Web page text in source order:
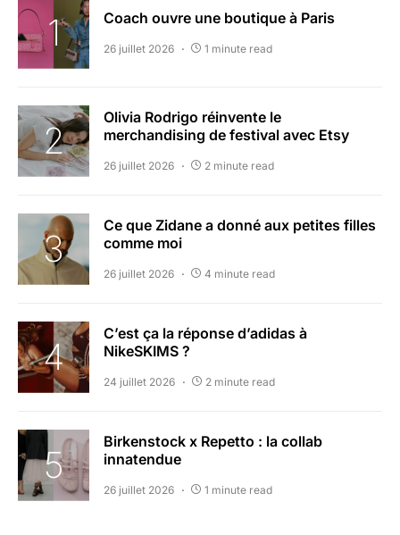
Coach ouvre une boutique à Paris
26 juillet 2026 1 minute read
Olivia Rodrigo réinvente le
merchandising de festival avec Etsy
26 juillet 2026 2 minute read
Ce que Zidane a donné aux petites filles
comme moi
26 juillet 2026 4 minute read
C’est ça la réponse d’adidas à
NikeSKIMS ?
24 juillet 2026 2 minute read
Birkenstock x Repetto : la collab
innatendue
26 juillet 2026 1 minute read